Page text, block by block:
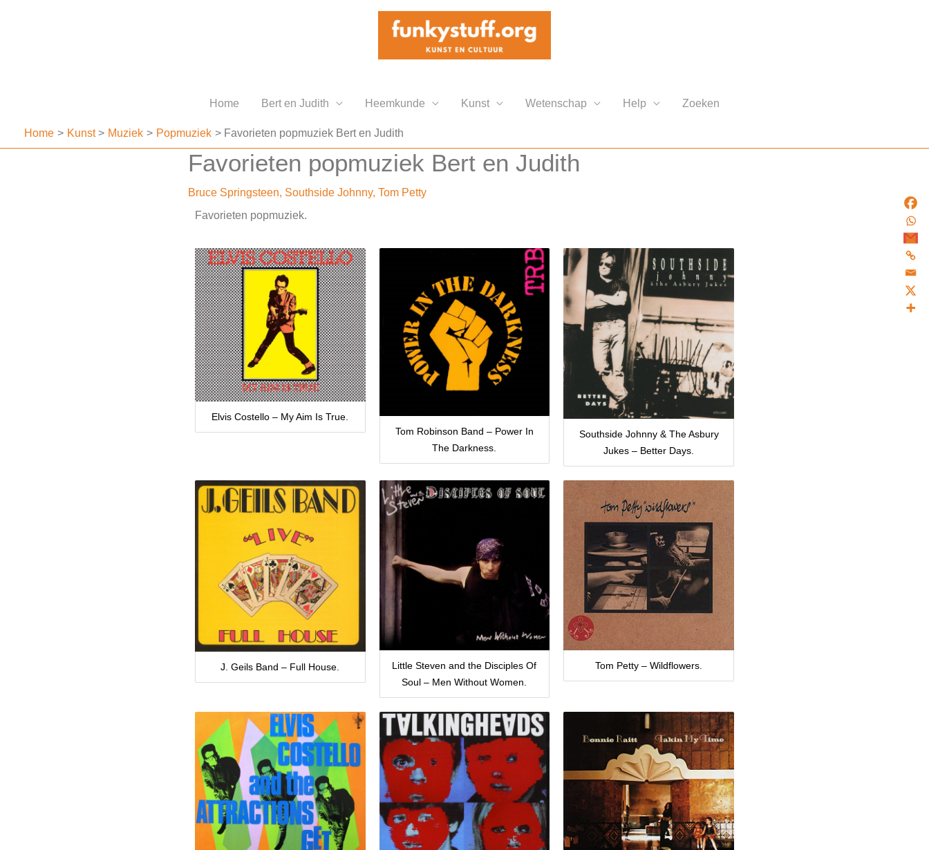
Home Bert en Judith Heemkunde Kunst Wetenschap Help Zoeken
Home Kunst Muziek Popmuziek Favorieten popmuziek Bert en Judith
Favorieten popmuziek Bert en Judith
Bruce Springsteen, Southside Johnny, Tom Petty
Favorieten popmuziek.
Elvis Costello – My Aim Is True.
Tom Robinson Band – Power In
The Darkness.
Southside Johnny & The Asbury
Jukes – Better Days.
J. Geils Band – Full House.
Little Steven and the Disciples Of
Soul – Men Without Women.
Tom Petty – Wildflowers.